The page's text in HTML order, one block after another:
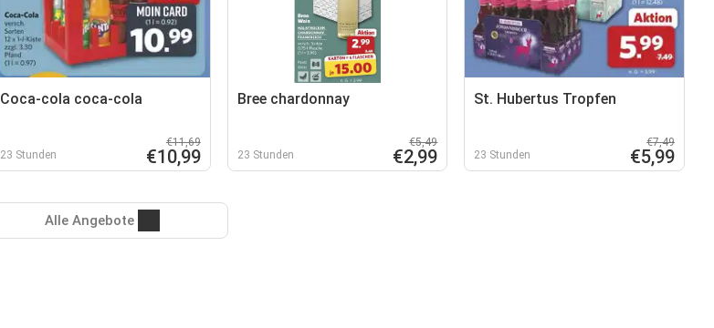
Coca-cola coca-cola
23 Stunden
€11,69
€10,99
Bree chardonnay
23 Stunden
€5,49
€2,99
St. Hubertus Tropfen
23 Stunden
€7,49
€5,99
Alle Angebote